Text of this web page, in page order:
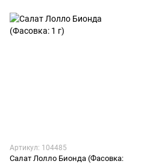
Артикул: 104485
Салат Лолло Бионда (Фасовка: